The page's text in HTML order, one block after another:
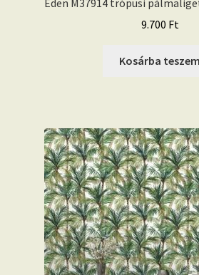
9.700 Ft
Kosárba teszem